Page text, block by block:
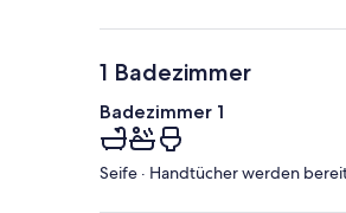
1 Badezimmer
Badezimmer 1
Seife · Handtücher werden